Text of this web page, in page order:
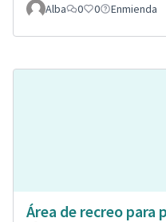
Alba
0 0 Enmienda
Área de recreo para